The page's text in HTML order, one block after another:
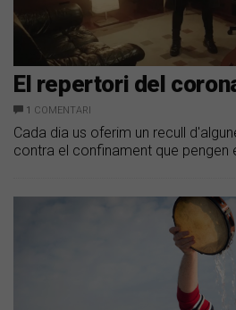
El repertori del
1 COMENTARI
Cada dia us oferim un recull
contra el confinament que pengen